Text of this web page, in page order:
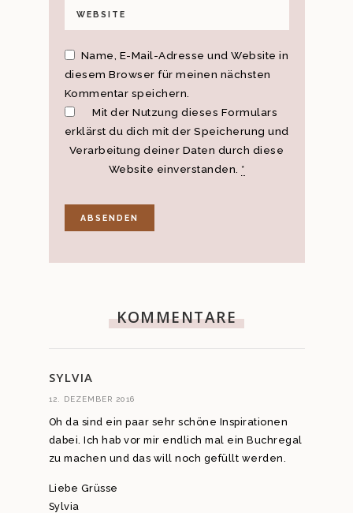
Name, E-Mail-Adresse und Website in
diesem Browser für meinen nächsten
Kommentar speichern.
Mit der Nutzung dieses Formulars
erklärst du dich mit der Speicherung und
Verarbeitung deiner Daten durch diese
Website einverstanden. *
KOMMENTARE
SYLVIA
12. DEZEMBER 2016
Oh da sind ein paar sehr schöne Inspirationen
dabei. Ich hab vor mir endlich mal ein Buchregal
zu machen und das will noch gefüllt werden.
Liebe Grüsse
Sylvia